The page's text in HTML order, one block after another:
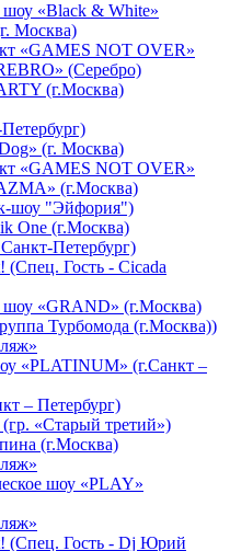
шоу «Black & White»
Москва)
«GAMES NOT OVER»
(Серебро)
(г.Москва)
(г. Москва)
«GAMES NOT OVER»
(г.Москва)
шоу "Эйфория")
One (г.Москва)
Петербург)
(Спец. Гость - Cicada
шоу «GRAND» (г.Москва)
Турбомода (г.Москва))
«PLATINUM» (г.Санкт –
– Петербург)
«Старый третий»)
(г.Москва)
шоу «PLAY»
(Спец. Гость - Dj Юрий